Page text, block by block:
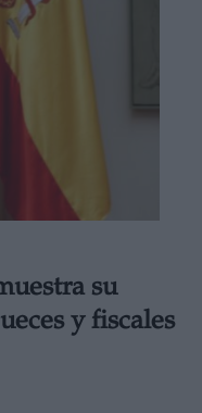
su
y fiscales